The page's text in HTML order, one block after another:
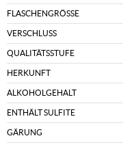
FLASCHENGRÖSSE
VERSCHLUSS
QUALITÄTSSTUFE
HERKUNFT
ALKOHOLGEHALT
ENTHÄLT SULFITE
GÄRUNG